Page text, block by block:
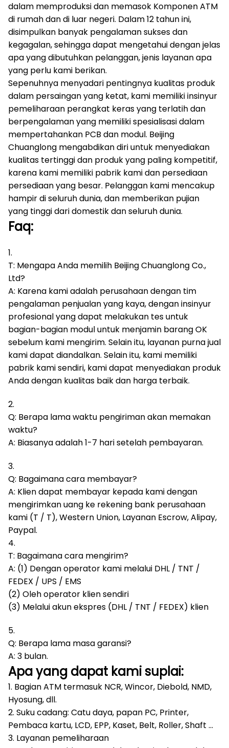
dalam memproduksi dan memasok Komponen ATM
di rumah dan di luar negeri. Dalam 12 tahun ini,
disimpulkan banyak pengalaman sukses dan
kegagalan, sehingga dapat mengetahui dengan jelas
apa yang dibutuhkan pelanggan, jenis layanan apa
yang perlu kami berikan.
Sepenuhnya menyadari pentingnya kualitas produk
dalam persaingan yang ketat, kami memiliki insinyur
pemeliharaan perangkat keras yang terlatih dan
berpengalaman yang memiliki spesialisasi dalam
mempertahankan PCB dan modul. Beijing
Chuanglong mengabdikan diri untuk menyediakan
kualitas tertinggi dan produk yang paling kompetitif,
karena kami memiliki pabrik kami dan persediaan
persediaan yang besar. Pelanggan kami mencakup
hampir di seluruh dunia, dan memberikan pujian
yang tinggi dari domestik dan seluruh dunia.
Faq:
1.
T: Mengapa Anda memilih Beijing Chuanglong Co.,
Ltd?
A: Karena kami adalah perusahaan dengan tim
pengalaman penjualan yang kaya, dengan insinyur
profesional yang dapat melakukan tes untuk
bagian-bagian modul untuk menjamin barang OK
sebelum kami mengirim. Selain itu, layanan purna jual
kami dapat diandalkan. Selain itu, kami memiliki
pabrik kami sendiri, kami dapat menyediakan produk
Anda dengan kualitas baik dan harga terbaik.
2.
Q: Berapa lama waktu pengiriman akan memakan
waktu?
A: Biasanya adalah 1-7 hari setelah pembayaran.
3.
Q: Bagaimana cara membayar?
A: Klien dapat membayar kepada kami dengan
mengirimkan uang ke rekening bank perusahaan
kami (T / T), Western Union, Layanan Escrow, Alipay,
Paypal.
4.
T: Bagaimana cara mengirim?
A: (1) Dengan operator kami melalui DHL / TNT /
FEDEX / UPS / EMS
(2) Oleh operator klien sendiri
(3) Melalui akun ekspres (DHL / TNT / FEDEX) klien
5.
Q: Berapa lama masa garansi?
A: 3 bulan.
Apa yang dapat kami suplai:
1. Bagian ATM termasuk NCR, Wincor, Diebold, NMD,
Hyosung, dll.
2. Suku cadang: Catu daya, papan PC, Printer,
Pembaca kartu, LCD, EPP, Kaset, Belt, Roller, Shaft ...
3. Layanan pemeliharaan